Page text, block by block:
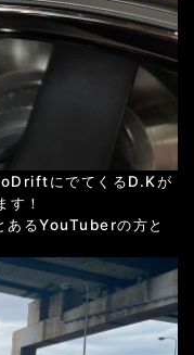
にでてくるD.Kが
す！
あるYouTuberの方と